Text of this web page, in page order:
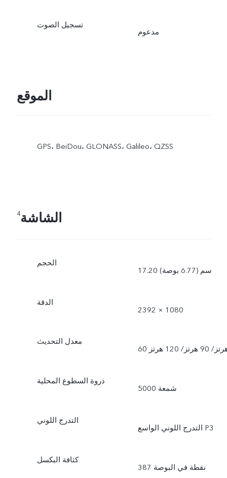
تسجيل الصوت
مدعوم
الموقع
GPS،‏ BeiDou،‏ GLONASS،‏ Galileo،‏ QZSS
الشاشة4
الحجم
17.20 سم (6.77 بوصة)
الدقة
2392 × 1080
معدل التحديث
90 هرتز/ 120 هرتز
ذروة السطوع المحلية
5000 شمعة
التدرج اللوني
التدرج اللوني الواسع P3
كثافة البكسل